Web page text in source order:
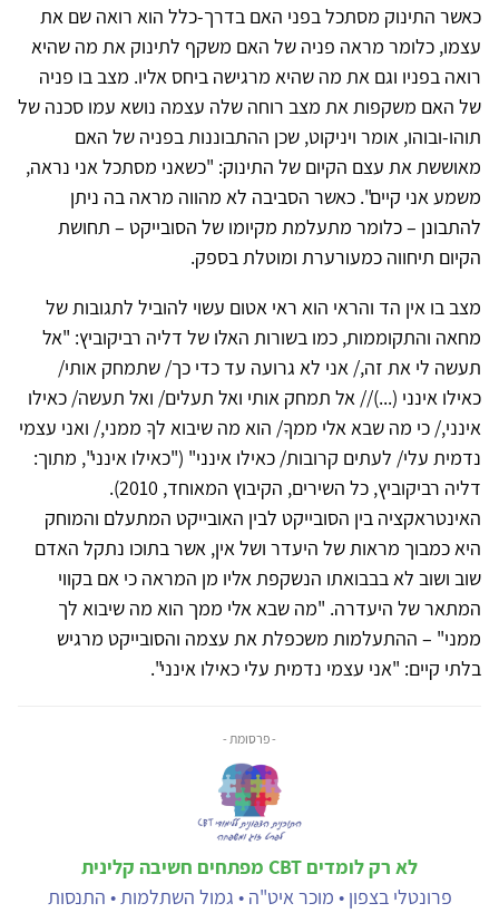
כאשר התינוק מסתכל בפני האם בדרך-כלל הוא רואה שם את
עצמו, כלומר מראה פניה של האם משקף לתינוק את מה שהיא
רואה בפניו וגם את מה שהיא מרגישה ביחס אליו. מצב בו פניה
של האם משקפות את מצב רוחה שלה עצמה נושא עמו סכנה של
תוהו-ובוהו, אומר ויניקוט, שכן ההתבוננות בפניה של האם
מאוששת את עצם הקיום של התינוק: "כשאני מסתכל אני נראה,
משמע אני קיים". כאשר הסביבה לא מהווה מראה בה ניתן
להתבונן – כלומר מתעלמת מקיומו של הסובייקט – תחושת
הקיום תיחווה כמעורערת ומוטלת בספק.
מצב בו אין הד והראי הוא ראי אטום עשוי להוביל לתגובות של
מחאה והתקוממות, כמו בשורות האלו של דליה רביקוביץ: "אל
תעשה לי את זה,/ אני לא גרועה עד כדי כך/ שתמחק אותי/
כאילו אינני (...)// אל תמחק אותי ואל תעלים/ ואל תעשה/ כאילו
אינני,/ כי מה שבא אלי ממךָ/ הוא מה שיבוא לךָ ממני,/ ואני עצמי
נדמית עלי/ לעתים קרובות/ כאילו אינני" ("כאילו אינני", מתוך:
דליה רביקוביץ, כל השירים, הקיבוץ המאוחד, 2010).
האינטראקציה בין הסובייקט לבין האובייקט המתעלם והמוחק
היא כמבוך מראות של היעדר ושל אין, אשר בתוכו נתקל האדם
שוב ושוב לא בבבואתו הנשקפת אליו מן המראה כי אם בקווי
המתאר של היעדרה. "מה שבא אלי ממך הוא מה שיבוא לך
ממני" – ההתעלמות משכפלת את עצמה והסובייקט מרגיש
בלתי קיים: "אני עצמי נדמית עלי כאילו אינני".
- פרסומת -
לא רק לומדים CBT מפתחים חשיבה קלינית
פרונטלי בצפון • מוכר איט"ה • גמול השתלמות • התנסות